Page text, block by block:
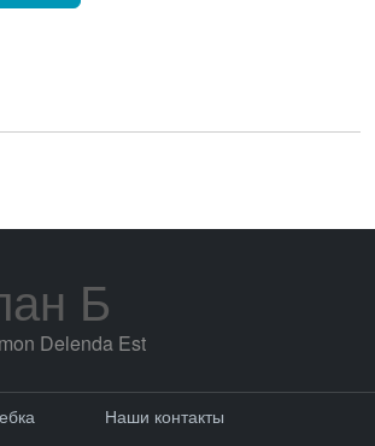
Б
Delenda Est
Наши контакты